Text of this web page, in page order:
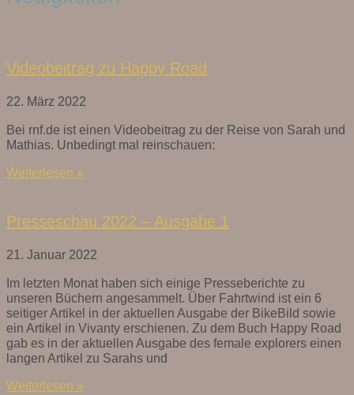
Videobeitrag zu Happy Road
22. März 2022
Bei rnf.de ist einen Videobeitrag zu der Reise von Sarah und
Mathias. Unbedingt mal reinschauen:
Weiterlesen »
Presseschau 2022 – Ausgabe 1
21. Januar 2022
Im letzten Monat haben sich einige Presseberichte zu
unseren Büchern angesammelt. Über Fahrtwind ist ein 6
seitiger Artikel in der aktuellen Ausgabe der BikeBild sowie
ein Artikel in Vivanty erschienen. Zu dem Buch Happy Road
gab es in der aktuellen Ausgabe des female explorers einen
langen Artikel zu Sarahs und
Weiterlesen »